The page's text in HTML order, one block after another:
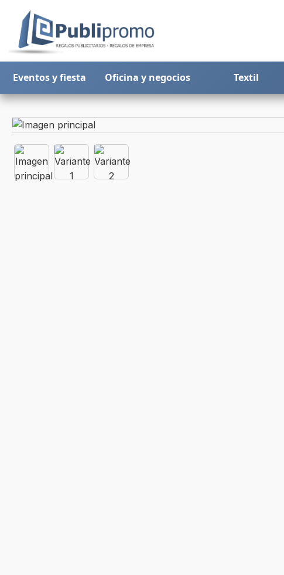
Eventos y fiesta Oficina y negocios Textil